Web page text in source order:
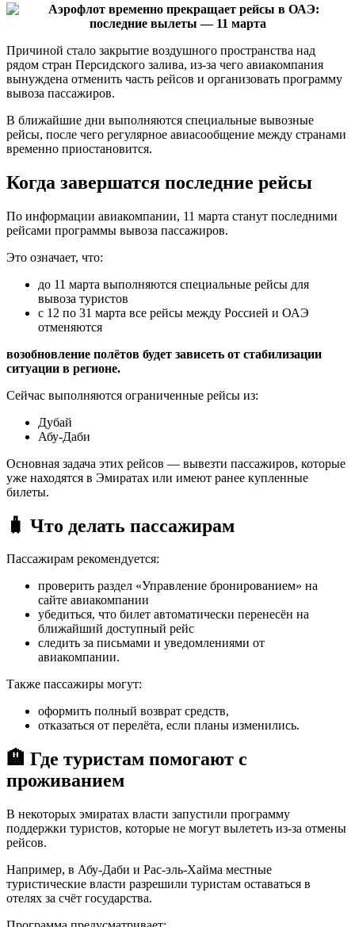
Причиной стало закрытие воздушного пространства над
рядом стран Персидского залива, из-за чего авиакомпания
вынуждена отменить часть рейсов и организовать программу
вывоза пассажиров.
В ближайшие дни выполняются специальные вывозные
рейсы, после чего регулярное авиасообщение между странами
временно приостановится.
Когда завершатся последние рейсы
По информации авиакомпании, 11 марта станут последними
рейсами программы вывоза пассажиров.
Это означает, что:
до 11 марта выполняются специальные рейсы для
вывоза туристов
с 12 по 31 марта все рейсы между Россией и ОАЭ
отменяются
возобновление полётов будет зависеть от стабилизации
ситуации в регионе.
Сейчас выполняются ограниченные рейсы из:
Дубай
Абу-Даби
Основная задача этих рейсов — вывезти пассажиров, которые
уже находятся в Эмиратах или имеют ранее купленные
билеты.
🧳 Что делать пассажирам
Пассажирам рекомендуется:
проверить раздел «Управление бронированием» на
сайте авиакомпании
убедиться, что билет автоматически перенесён на
ближайший доступный рейс
следить за письмами и уведомлениями от
авиакомпании.
Также пассажиры могут:
оформить полный возврат средств,
отказаться от перелёта, если планы изменились.
🏨 Где туристам помогают с
проживанием
В некоторых эмиратах власти запустили программу
поддержки туристов, которые не могут вылететь из-за отмены
рейсов.
Например, в Абу-Даби и Рас-эль-Хайма местные
туристические власти разрешили туристам оставаться в
отелях за счёт государства.